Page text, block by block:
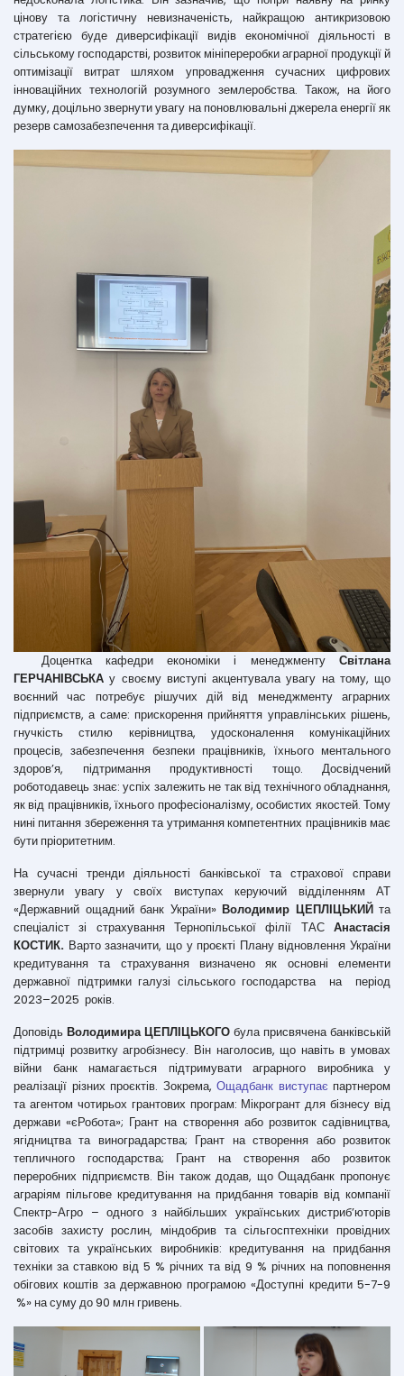
цінову та логістичну невизначеність, найкращою антикризовою
стратегією буде диверсифікації видів економічної діяльності в
сільському господарстві, розвиток мініпереробки аграрної продукції й
оптимізації витрат шляхом упровадження сучасних цифрових
інноваційних технологій розумного землеробства. Також, на його
думку, доцільно звернути увагу на поновлювальні джерела енергії як
резерв самозабезпечення та диверсифікації.
Доцентка кафедри економіки і менеджменту Світлана
ГЕРЧАНІВСЬКА у своєму виступі акцентувала увагу на тому, що
воєнний час потребує рішучих дій від менеджменту аграрних
підприємств, а саме: прискорення прийняття управлінських рішень,
гнучкість стилю керівництва, удосконалення комунікаційних
процесів, забезпечення безпеки працівників, їхнього ментального
здоров’я, підтримання продуктивності тощо. Досвідчений
роботодавець знає: успіх залежить не так від технічного обладнання,
як від працівників, їхнього професіоналізму, особистих якостей. Тому
нині питання збереження та утримання компетентних працівників має
бути пріоритетним.
На сучасні тренди діяльності банківської та страхової справи
звернули увагу у своїх виступах керуючий відділенням АТ
«Державний ощадний банк України» Володимир ЦЕПЛІЦЬКИЙта
спеціаліст зі страхування Тернопільської філії ТАС Анастасія
КОСТИК. Варто зазначити, що у проєкті Плану відновлення України
кредитування та страхування визначено як основні елементи
державної підтримки галузі сільського господарства на період
2023–2025 років.
Доповідь Володимира ЦЕПЛІЦЬКОГО була присвячена банківській
підтримці розвитку агробізнесу. Він наголосив, що навіть в умовах
війни банк намагається підтримувати аграрного виробника у
реалізації різних проєктів. Зокрема, Ощадбанк виступає партнером
та агентом чотирьох грантових програм: Мікрогрант для бізнесу від
держави «єРобота»; Грант на створення або розвиток садівництва,
ягідництва та виноградарства; Грант на створення або розвиток
тепличного господарства; Грант на створення або розвиток
переробних підприємств. Він також додав, що Ощадбанк пропонує
аграріям пільгове кредитування на придбання товарів від компанії
Спектр-Агро – одного з найбільших українських дистриб’юторів
засобів захисту рослин, міндобрив та сільгосптехніки провідних
світових та українських виробників: кредитування на придбання
техніки за ставкою від 5 % річних та від 9 % річних на поповнення
обігових коштів за державною програмою «Доступні кредити 5-7-9
%» на суму до 90 млн гривень.